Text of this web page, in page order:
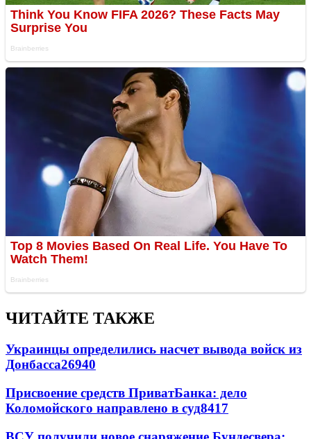
ЧИТАЙТЕ ТАКЖЕ
Украинцы определились насчет вывода войск из
Донбасса26940
Присвоение средств ПриватБанка: дело
Коломойского направлено в суд8417